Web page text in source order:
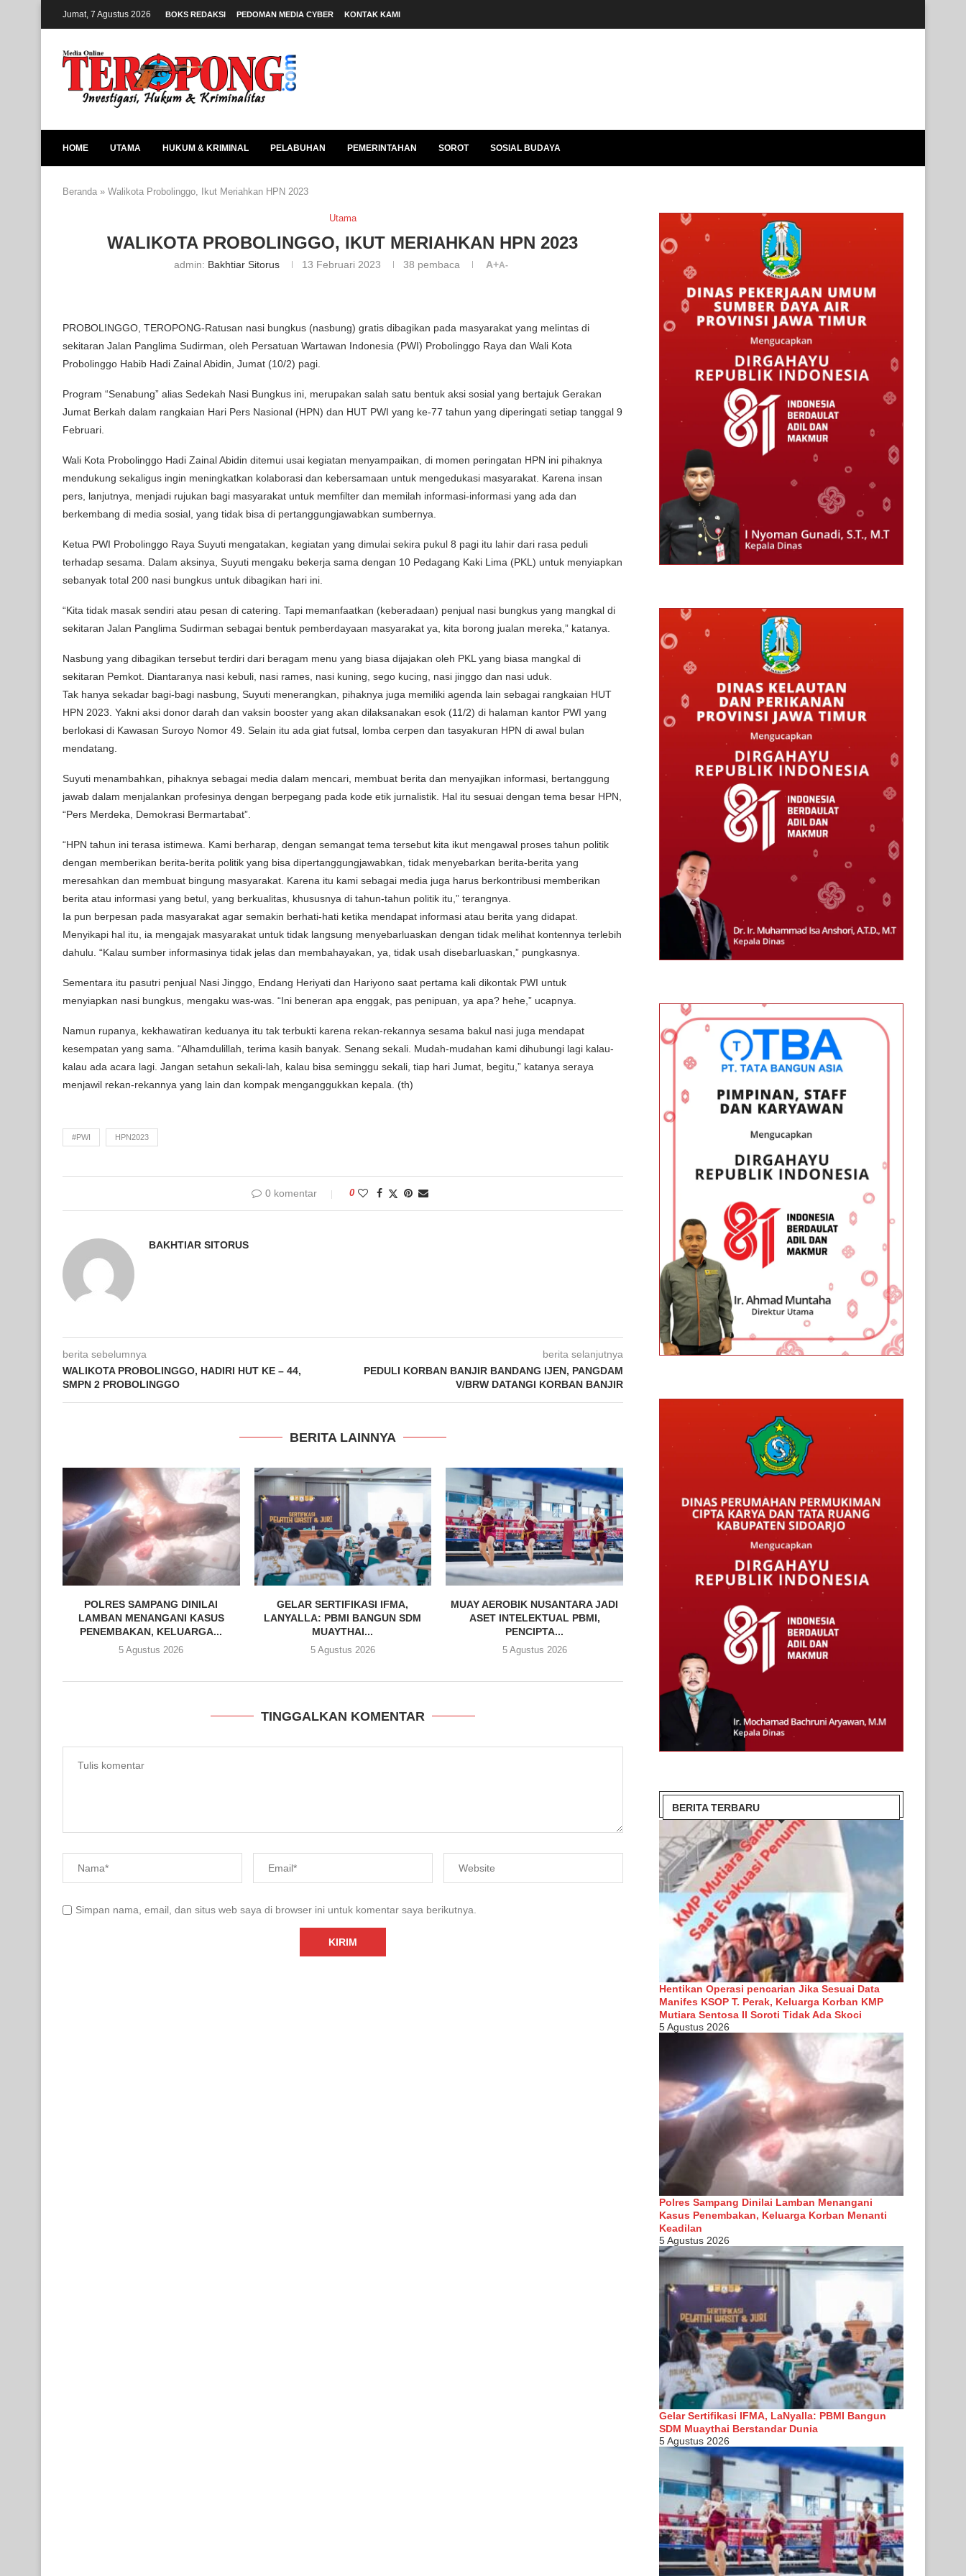
Jumat, 7 Agustus 2026 BOKS REDAKSI PEDOMAN MEDIA CYBER KONTAK KAMI
HOME UTAMA HUKUM & KRIMINAL PELABUHAN PEMERINTAHAN SOROT SOSIAL BUDAYA
Beranda » Walikota Probolinggo, Ikut Meriahkan HPN 2023
Utama
WALIKOTA PROBOLINGGO, IKUT MERIAHKAN HPN 2023
admin: Bakhtiar Sitorus 13 Februari 2023 38 pembaca A+A-
PROBOLINGGO, TEROPONG-Ratusan nasi bungkus (nasbung) gratis dibagikan pada masyarakat yang melintas di
sekitaran Jalan Panglima Sudirman, oleh Persatuan Wartawan Indonesia (PWI) Probolinggo Raya dan Wali Kota
Probolinggo Habib Hadi Zainal Abidin, Jumat (10/2) pagi.
Program “Senabung” alias Sedekah Nasi Bungkus ini, merupakan salah satu bentuk aksi sosial yang bertajuk Gerakan
Jumat Berkah dalam rangkaian Hari Pers Nasional (HPN) dan HUT PWI yang ke-77 tahun yang diperingati setiap tanggal 9
Februari.
Wali Kota Probolinggo Hadi Zainal Abidin ditemui usai kegiatan menyampaikan, di momen peringatan HPN ini pihaknya
mendukung sekaligus ingin meningkatkan kolaborasi dan kebersamaan untuk mengedukasi masyarakat. Karena insan
pers, lanjutnya, menjadi rujukan bagi masyarakat untuk memfilter dan memilah informasi-informasi yang ada dan
berkembang di media sosial, yang tidak bisa di pertanggungjawabkan sumbernya.
Ketua PWI Probolinggo Raya Suyuti mengatakan, kegiatan yang dimulai sekira pukul 8 pagi itu lahir dari rasa peduli
terhadap sesama. Dalam aksinya, Suyuti mengaku bekerja sama dengan 10 Pedagang Kaki Lima (PKL) untuk menyiapkan
sebanyak total 200 nasi bungkus untuk dibagikan hari ini.
“Kita tidak masak sendiri atau pesan di catering. Tapi memanfaatkan (keberadaan) penjual nasi bungkus yang mangkal di
sekitaran Jalan Panglima Sudirman sebagai bentuk pemberdayaan masyarakat ya, kita borong jualan mereka,” katanya.
Nasbung yang dibagikan tersebut terdiri dari beragam menu yang biasa dijajakan oleh PKL yang biasa mangkal di
sekitaran Pemkot. Diantaranya nasi kebuli, nasi rames, nasi kuning, sego kucing, nasi jinggo dan nasi uduk.
Tak hanya sekadar bagi-bagi nasbung, Suyuti menerangkan, pihaknya juga memiliki agenda lain sebagai rangkaian HUT
HPN 2023. Yakni aksi donor darah dan vaksin booster yang akan dilaksanakan esok (11/2) di halaman kantor PWI yang
berlokasi di Kawasan Suroyo Nomor 49. Selain itu ada giat futsal, lomba cerpen dan tasyakuran HPN di awal bulan
mendatang.
Suyuti menambahkan, pihaknya sebagai media dalam mencari, membuat berita dan menyajikan informasi, bertanggung
jawab dalam menjalankan profesinya dengan berpegang pada kode etik jurnalistik. Hal itu sesuai dengan tema besar HPN,
“Pers Merdeka, Demokrasi Bermartabat”.
“HPN tahun ini terasa istimewa. Kami berharap, dengan semangat tema tersebut kita ikut mengawal proses tahun politik
dengan memberikan berita-berita politik yang bisa dipertanggungjawabkan, tidak menyebarkan berita-berita yang
meresahkan dan membuat bingung masyarakat. Karena itu kami sebagai media juga harus berkontribusi memberikan
berita atau informasi yang betul, yang berkualitas, khususnya di tahun-tahun politik itu,” terangnya.
Ia pun berpesan pada masyarakat agar semakin berhati-hati ketika mendapat informasi atau berita yang didapat.
Menyikapi hal itu, ia mengajak masyarakat untuk tidak langsung menyebarluaskan dengan tidak melihat kontennya terlebih
dahulu. “Kalau sumber informasinya tidak jelas dan membahayakan, ya, tidak usah disebarluaskan,” pungkasnya.
Sementara itu pasutri penjual Nasi Jinggo, Endang Heriyati dan Hariyono saat pertama kali dikontak PWI untuk
menyiapkan nasi bungkus, mengaku was-was. “Ini beneran apa enggak, pas penipuan, ya apa? hehe,” ucapnya.
Namun rupanya, kekhawatiran keduanya itu tak terbukti karena rekan-rekannya sesama bakul nasi juga mendapat
kesempatan yang sama. “Alhamdulillah, terima kasih banyak. Senang sekali. Mudah-mudahan kami dihubungi lagi kalau-
kalau ada acara lagi. Jangan setahun sekali-lah, kalau bisa seminggu sekali, tiap hari Jumat, begitu,” katanya seraya
menjawil rekan-rekannya yang lain dan kompak menganggukkan kepala. (th)
#PWI HPN2023
0 komentar 0
BAKHTIAR SITORUS
berita sebelumnya
WALIKOTA PROBOLINGGO, HADIRI HUT KE – 44,
SMPN 2 PROBOLINGGO
berita selanjutnya
PEDULI KORBAN BANJIR BANDANG IJEN, PANGDAM
V/BRW DATANGI KORBAN BANJIR
BERITA LAINNYA
POLRES SAMPANG DINILAI
LAMBAN MENANGANI KASUS
PENEMBAKAN, KELUARGA...
5 Agustus 2026
GELAR SERTIFIKASI IFMA,
LANYALLA: PBMI BANGUN SDM
MUAYTHAI...
5 Agustus 2026
MUAY AEROBIK NUSANTARA JADI
ASET INTELEKTUAL PBMI,
PENCIPTA...
5 Agustus 2026
TINGGALKAN KOMENTAR
Simpan nama, email, dan situs web saya di browser ini untuk komentar saya berikutnya.
BERITA TERBARU
Hentikan Operasi pencarian Jika Sesuai Data
Manifes KSOP T. Perak, Keluarga Korban KMP
Mutiara Sentosa II Soroti Tidak Ada Skoci
5 Agustus 2026
Polres Sampang Dinilai Lamban Menangani
Kasus Penembakan, Keluarga Korban Menanti
Keadilan
5 Agustus 2026
Gelar Sertifikasi IFMA, LaNyalla: PBMI Bangun
SDM Muaythai Berstandar Dunia
5 Agustus 2026